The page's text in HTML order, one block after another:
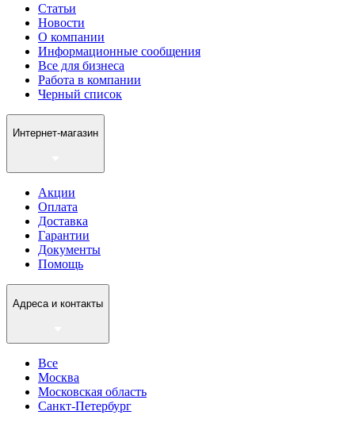
Статьи
Новости
О компании
Информационные сообщения
Все для бизнеса
Работа в компании
Черный список
Интернет-магазин
Акции
Оплата
Доставка
Гарантии
Документы
Помощь
Адреса и контакты
Все
Москва
Московская область
Санкт-Петербург